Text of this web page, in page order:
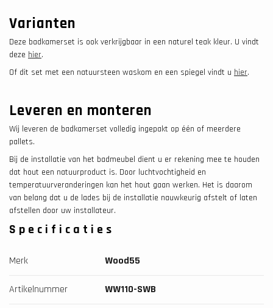
Varianten
Deze badkamerset is ook verkrijgbaar in een naturel teak kleur. U vindt
deze hier.
Of dit set met een natuursteen waskom en een spiegel vindt u hier.
Leveren en monteren
Wij leveren de badkamerset volledig ingepakt op één of meerdere
pallets.
Bij de installatie van het badmeubel dient u er rekening mee te houden
dat hout een natuurproduct is. Door luchtvochtigheid en
temperatuurveranderingen kan het hout gaan werken. Het is daarom
van belang dat u de lades bij de installatie nauwkeurig afstelt of laten
afstellen door uw installateur.
Specificaties
Merk Wood55
Artikelnummer WW110-SWB